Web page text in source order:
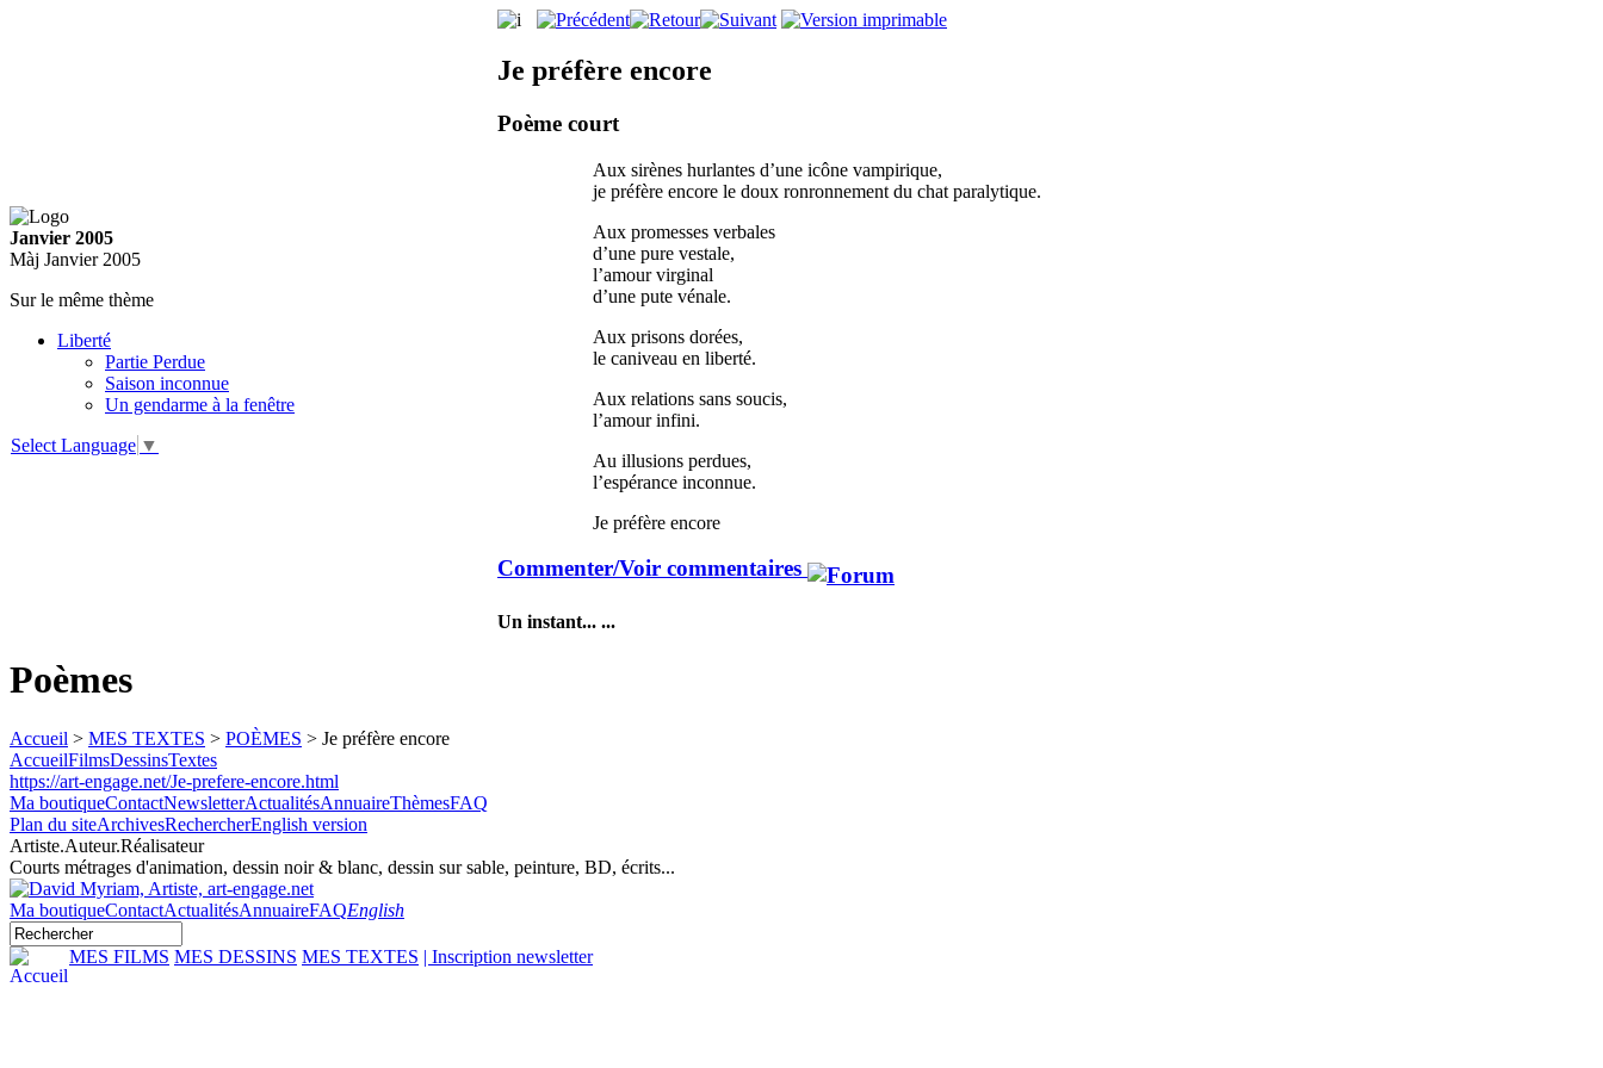
Janvier 2005
Màj Janvier 2005
Sur le même thème
Liberté
Partie Perdue
Saison inconnue
Un gendarme à la fenêtre
Select Language ▼
Je préfère encore
Poème court
Aux sirènes hurlantes d’une icône vampirique,
je préfère encore le doux ronronnement du chat paralytique.
Aux promesses verbales
d’une pure vestale,
l’amour virginal
d’une pute vénale.
Aux prisons dorées,
le caniveau en liberté.
Aux relations sans soucis,
l’amour infini.
Au illusions perdues,
l’espérance inconnue.
Je préfère encore
Commenter/Voir commentaires
Un instant... ...
Poèmes
Accueil > MES TEXTES > POÈMES > Je préfère encore
AccueilFilmsDessinsTextes
https://art-engage.net/Je-prefere-encore.html
Ma boutiqueContactNewsletterActualitésAnnuaireThèmesFAQ
Plan du siteArchivesRechercherEnglish version
Artiste.Auteur.Réalisateur
Courts métrages d'animation, dessin noir & blanc, dessin sur sable, peinture, BD, écrits...
Ma boutiqueContactActualitésAnnuaireFAQEnglish
MES FILMS MES DESSINS MES TEXTES | Inscription newsletter